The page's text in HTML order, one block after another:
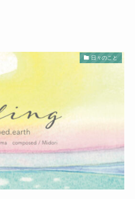
日々のこと